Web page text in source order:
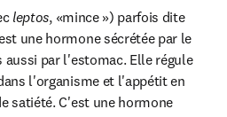
leptos, «mince ») parfois dite
une hormone sécrétée par le
par l'estomac. Elle régule
l'organisme et l'appétit en
satiété. C'est une hormone